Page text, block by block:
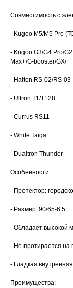
Совместимость с
- Kugoo M5/M5 Pro
- Kugoo G3/G4 Pro/
Max+/G-booster/GX/
- Halten RS-02/RS-03
- Ultron T1/T128
- Currus RS11
- White Taiga
- Dualtron Thunder
Особенности:
- Протектор:
- Размер: 90/65-6.5
- Обладает высокой
- Не протирается на
- Гладкая
Преимущества: